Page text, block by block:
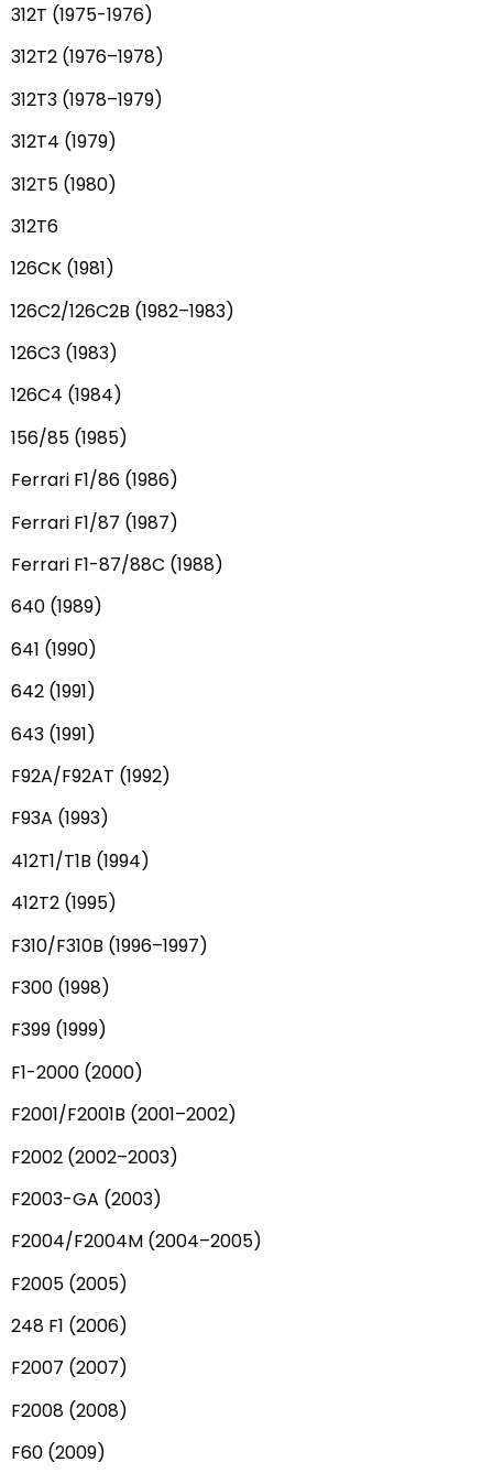
312T (1975-1976)
312T2 (1976–1978)
312T3 (1978–1979)
312T4 (1979)
312T5 (1980)
312T6
126CK (1981)
126C2/126C2B (1982–1983)
126C3 (1983)
126C4 (1984)
156/85 (1985)
Ferrari F1/86 (1986)
Ferrari F1/87 (1987)
Ferrari F1-87/88C (1988)
640 (1989)
641 (1990)
642 (1991)
643 (1991)
F92A/F92AT (1992)
F93A (1993)
412T1/T1B (1994)
412T2 (1995)
F310/F310B (1996–1997)
F300 (1998)
F399 (1999)
F1-2000 (2000)
F2001/F2001B (2001–2002)
F2002 (2002–2003)
F2003-GA (2003)
F2004/F2004M (2004–2005)
F2005 (2005)
248 F1 (2006)
F2007 (2007)
F2008 (2008)
F60 (2009)